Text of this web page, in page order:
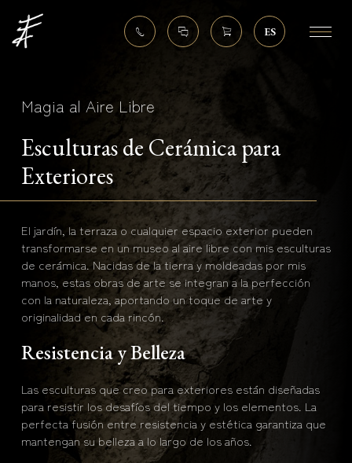
ES
Magia al Aire Libre
Esculturas de Cerámica para
Exteriores
El jardín, la terraza o cualquier espacio exterior pueden
transformarse en un museo al aire libre con mis esculturas
de cerámica. Nacidas de la tierra y moldeadas por mis
manos, estas obras de arte se integran a la perfección
con la naturaleza, aportando un toque de arte y
originalidad en cada rincón.
Resistencia y Belleza
Las esculturas que creo para exteriores están diseñadas
para resistir los desafíos del tiempo y los elementos. La
perfecta fusión entre resistencia y estética garantiza que
mantengan su belleza a lo largo de los años.